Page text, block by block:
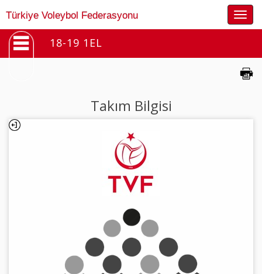
Türkiye Voleybol Federasyonu
18-19 1EL
Takım Bilgisi